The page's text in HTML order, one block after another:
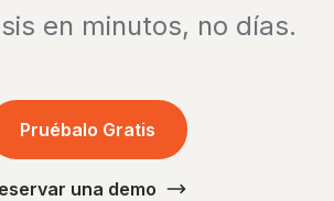
en minutos, no días.
Pruébalo Gratis
una demo